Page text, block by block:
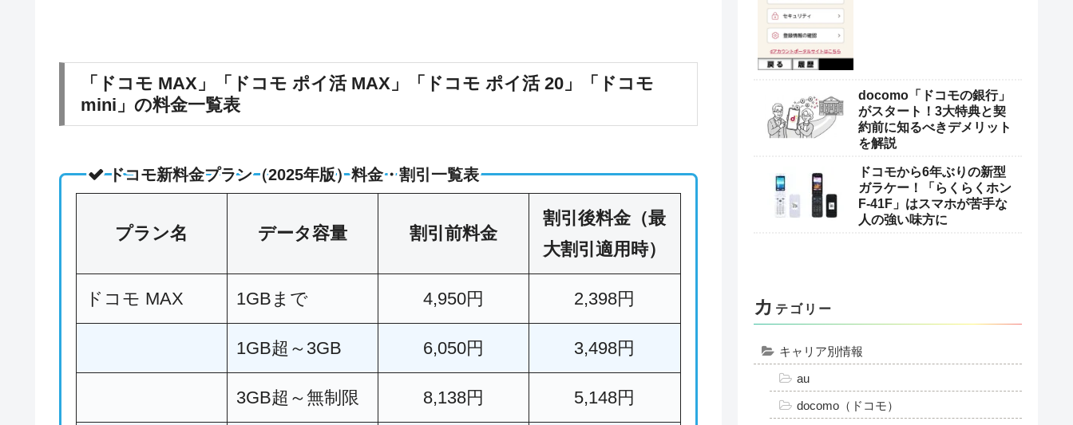
「ドコモ MAX」「ドコモ ポイ活 MAX」「ドコモ ポイ活 20」「ドコモ
mini」の料金一覧表
ドコモ新料金プラン（2025年版）料金・割引一覧表
プラン名 データ容量 割引前料金
割引後料金（最
大割引適用時）
ドコモ MAX 1GBまで 4,950円 2,398円
1GB超～3GB 6,050円 3,498円
3GB超～無制限 8,138円 5,148円
docomo「ドコモの銀行」
がスタート！3大特典と契
約前に知るべきデメリット
を解説
ドコモから6年ぶりの新型
ガラケー！「らくらくホン
F-41F」はスマホが苦手な
人の強い味方に
カ テゴリー
キャリア別情報
au
docomo（ドコモ）